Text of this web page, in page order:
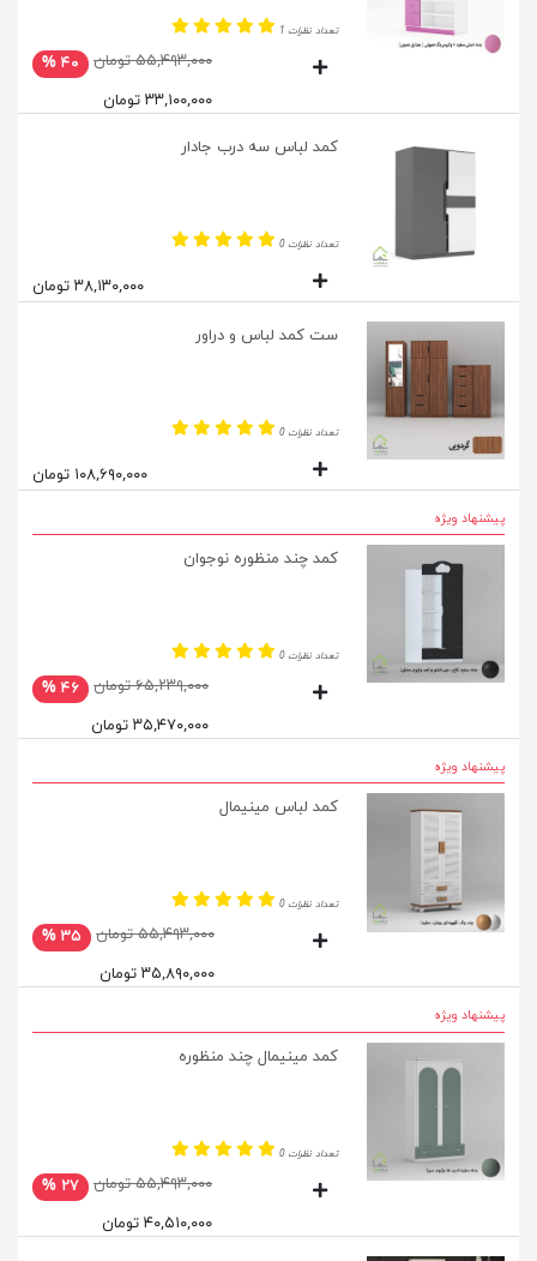
تعداد نظرات 1
۵۵,۴۹۳,۰۰۰ تومان
۴۰ %
۳۳,۱۰۰,۰۰۰ تومان
کمد لباس سه درب جادار
تعداد نظرات 0
۳۸,۱۳۰,۰۰۰ تومان
ست کمد لباس و دراور
تعداد نظرات 0
۱۰۸,۶۹۰,۰۰۰ تومان
پیشنهاد ویژه
کمد چند منظوره نوجوان
تعداد نظرات 0
۶۵,۲۳۹,۰۰۰ تومان
۴۶ %
۳۵,۴۷۰,۰۰۰ تومان
پیشنهاد ویژه
کمد لباس مینیمال
تعداد نظرات 0
۵۵,۴۹۳,۰۰۰ تومان
۳۵ %
۳۵,۸۹۰,۰۰۰ تومان
پیشنهاد ویژه
کمد مینیمال چند منظوره
تعداد نظرات 0
۵۵,۴۹۳,۰۰۰ تومان
۲۷ %
۴۰,۵۱۰,۰۰۰ تومان